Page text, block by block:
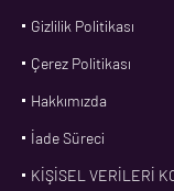
Gizlilik Politikası
Çerez Politikası
Hakkımızda
İade Süreci
KİŞİSEL VERİLERİ